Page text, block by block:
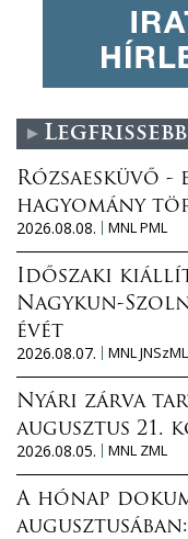
Rózsaesküvő
hagyomány
2026.08.08.
MNL PML
Időszaki
Nagykun-
évét
2026.08.07.
MNL JNSzML
Nyári zárva
augusztus 21.
2026.08.05.
MNL ZML
A hónap